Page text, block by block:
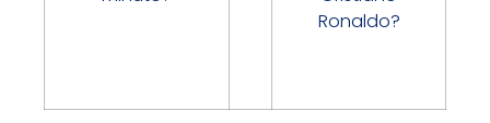
Ronaldo?